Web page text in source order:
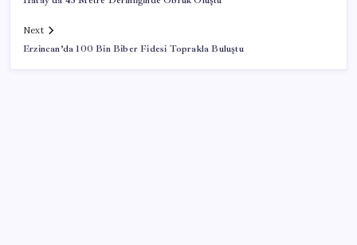
Next
Erzincan’da 100 Bin Biber Fidesi Toprakla Buluştu